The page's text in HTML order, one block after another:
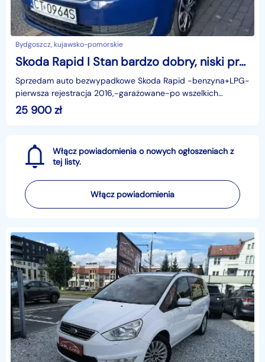
Bydgoszcz, kujawsko-pomorskie
Skoda Rapid I Stan bardzo dobry, niski przebieg, rejestrowany 2016
Sprzedam auto bezwypadkowe Skoda Rapid -benzyna+LPG-
pierwsza rejestracja 2016,-garażowane-po wszelkich
bieżących remontach i konserwacji podwozia-z niskim
25 900zł
Włącz powiadomienia o nowych ogłoszeniach z
tej listy.
Włącz powiadomienia